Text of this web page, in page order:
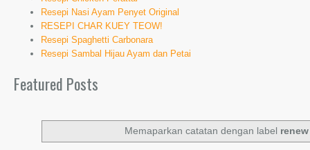
Resepi Nasi Ayam Penyet Original
RESEPI CHAR KUEY TEOW!
Resepi Spaghetti Carbonara
Resepi Sambal Hijau Ayam dan Petai
Featured Posts
Memaparkan catatan dengan label